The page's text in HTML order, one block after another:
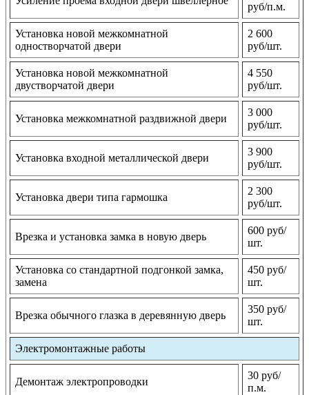
руб/п.м.
Установка новой межкомнатной
одностворчатой двери
2 600
руб/шт.
Установка новой межкомнатной
двустворчатой двери
4 550
руб/шт.
Установка межкомнатной раздвижной двери
3 000
руб/шт.
Установка входной металлической двери
3 900
руб/шт.
Установка двери типа гармошка
2 300
руб/шт.
Врезка и установка замка в новую дверь
600 руб/
шт.
Установка со стандартной подгонкой замка,
замена
450 руб/
шт.
Врезка обычного глазка в деревянную дверь
350 руб/
шт.
Электромонтажные работы
Демонтаж электропроводки
30 руб/
п.м.